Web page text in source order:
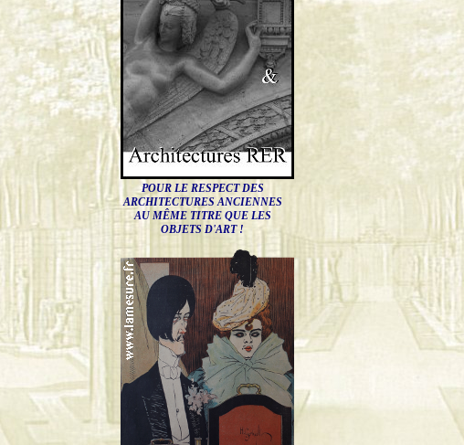
POUR LE RESPECT DES
ARCHITECTURES ANCIENNES
AU MÊME TITRE QUE LES
OBJETS D'ART !